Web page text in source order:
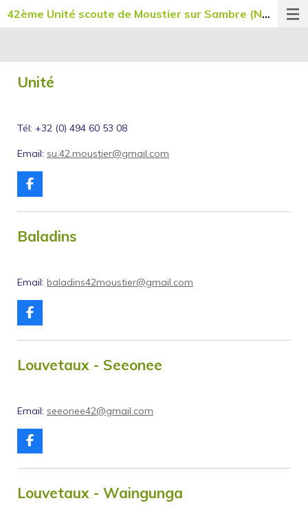
Passer
au
principal
42ème Unité scoute de Moustier sur Sambre (NO042)
Unité
Tél: +32 (0) 494 60 53 08
Email: su.42.moustier@gmail.com
F
a
c
b
o
Baladins
Email: baladins42moustier@gmail.com
F
a
c
b
o
Louvetaux - Seeonee
Email: seeonee42@gmail.com
F
a
c
b
o
Louvetaux - Waingunga